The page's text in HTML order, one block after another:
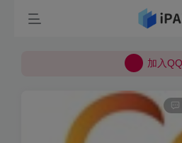
所有上传的应用 均已
加入